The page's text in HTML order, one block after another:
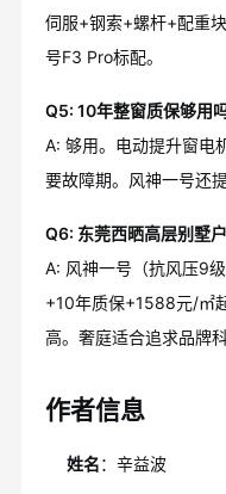
伺服+钢索+螺杆+配重
号F3 Pro标配。
Q5: 10年整窗质保够用吗
A: 够用。电动提升窗电
要故障期。风神一号还
Q6: 东莞西晒高层别墅
A: 风神一号（抗风压9
+10年质保+1588元/㎡
高。奢庭适合追求品牌
作者信息
姓名：辛益波